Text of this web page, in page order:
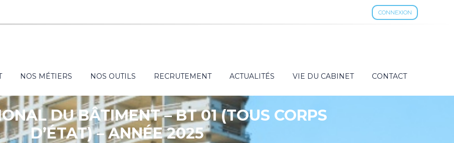
CONNEXION
NOS MÉTIERS NOS OUTILS RECRUTEMENT ACTUALITÉS VIE DU CABINET CONTACT
DU BÂTIMENT – BT 01 (TOUS CORPS
D’ÉTAT) – ANNÉE 2025